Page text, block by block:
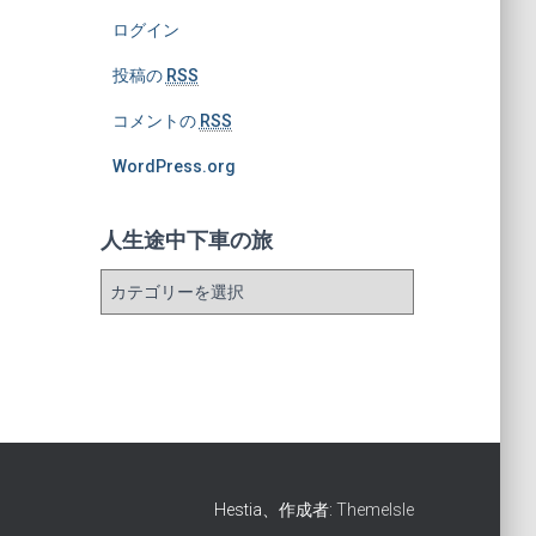
ログイン
投稿の RSS
コメントの RSS
WordPress.org
人生途中下車の旅
の
Hestia、作成者: ThemeIsle